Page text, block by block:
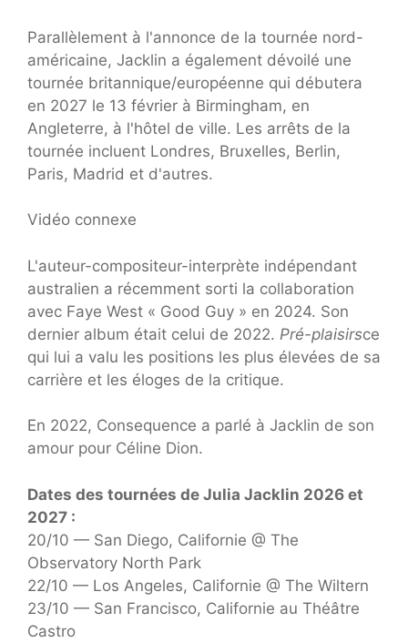
Parallèlement à l'annonce de la tournée nord-
américaine, Jacklin a également dévoilé une
tournée britannique/européenne qui débutera
en 2027 le 13 février à Birmingham, en
Angleterre, à l'hôtel de ville. Les arrêts de la
tournée incluent Londres, Bruxelles, Berlin,
Paris, Madrid et d'autres.
Vidéo connexe
L'auteur-compositeur-interprète indépendant
australien a récemment sorti la collaboration
avec Faye West « Good Guy » en 2024. Son
dernier album était celui de 2022. Pré-plaisirsce
qui lui a valu les positions les plus élevées de sa
carrière et les éloges de la critique.
En 2022, Consequence a parlé à Jacklin de son
amour pour Céline Dion.
Dates des tournées de Julia Jacklin 2026 et
2027 :
20/10 — San Diego, Californie @ The
Observatory North Park
22/10 — Los Angeles, Californie @ The Wiltern
23/10 — San Francisco, Californie au Théâtre
Castro